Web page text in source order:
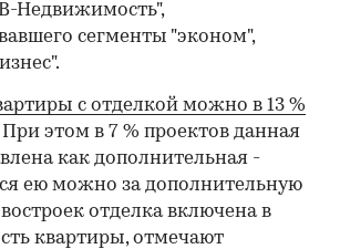
Недвижимость",
сегменты "эконом",
с отделкой можно в 13 %
При этом в 7 % проектов данная
как дополнительная -
ею можно за дополнительную
отделка включена в
квартиры, отмечают